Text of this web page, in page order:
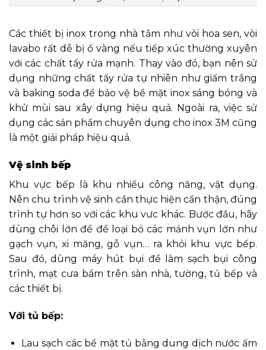
Các thiết bị inox trong nhà tắm như vòi hoa sen, vòi
lavabo rất dễ bị ố vàng nếu tiếp xúc thường xuyên
với các chất tẩy rửa mạnh. Thay vào đó, bạn nên sử
dụng những chất tẩy rửa tự nhiên như giấm trắng
và baking soda để bảo vệ bề mặt inox sáng bóng và
khử mùi sau xây dựng hiệu quả. Ngoài ra, việc sử
dụng các sản phẩm chuyên dụng cho inox 3M cũng
là một giải pháp hiệu quả.
Vệ sinh bếp
Khu vực bếp là khu nhiều công năng, vật dụng.
Nên chu trình vệ sinh cần thực hiện cẩn thận, đúng
trình tự hơn so với các khu vưc khác. Bước đầu, hãy
dùng chôi lớn để để loại bỏ các mảnh vụn lớn như
gạch vụn, xi măng, gỗ vụn… ra khỏi khu vực bếp.
Sau đó, dùng máy hút bụi để làm sạch bụi công
trình, mạt cưa bám trên sàn nhà, tường, tủ bếp và
các thiết bị.
Với tủ bếp:
Lau sạch các bề mặt tủ bằng dung dịch nước ấm